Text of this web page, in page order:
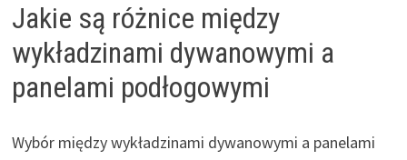
Jakie są różnice między
wykładzinami dywanowymi a
panelami podłogowymi
Wybór między wykładzinami dywanowymi a panelami